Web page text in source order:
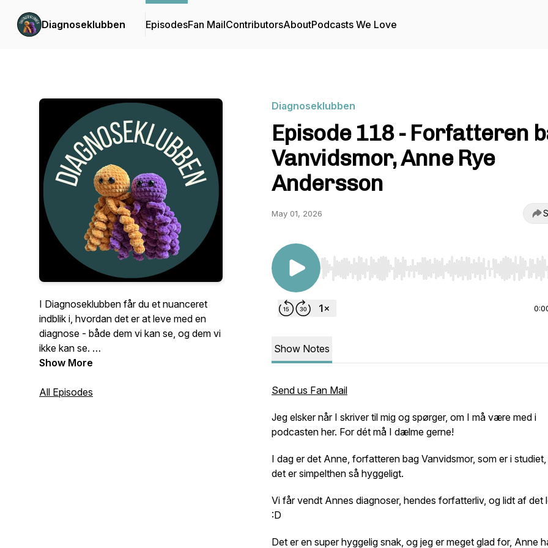
Diagnoseklubben EpisodesFan MailContributorsAboutPodcasts We Love
I Diagnoseklubben får du et nuanceret
indblik i, hvordan det er at leve med en
diagnose - både dem vi kan se, og dem vi
ikke kan se.
ned til konkrete emner, som vi belyser
Show More
All Episodes
Diagnoseklubben
Episode 118 - Forfatteren
Vanvidsmor, Anne Rye
Andersson
May 01, 2026
Use Left/Right to seek, Home/End to jump to start
Show Notes
Send us Fan Mail
Jeg elskernår I skriver til mig og spørger, om I må være med i
podcasten her. For dét må I dælme gerne!
I dag er det Anne, forfatteren bag Vanvidsmor, som er i
det er simpelthen så hyggeligt.
Vi får vendt Annes diagnoser, hendes forfatterliv, og lidt af det
:D
Det er en super hyggelig snak, og jeg er meget glad for, Anne